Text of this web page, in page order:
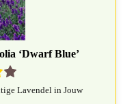
‘Dwarf Blue’
Lavendel in Jouw